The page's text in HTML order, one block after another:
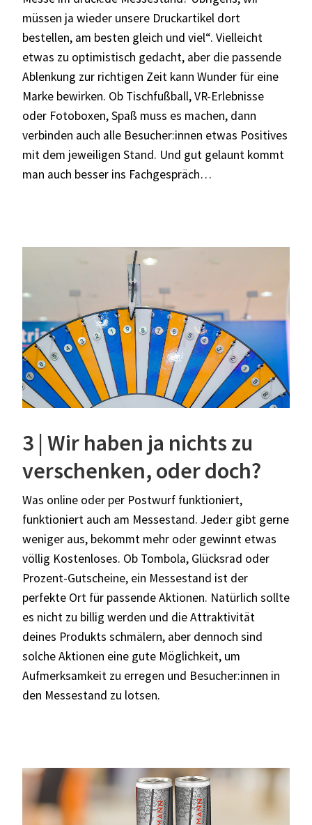
müssen ja wieder unsere Druckartikel dort
bestellen, am besten gleich und viel“. Vielleicht
etwas zu optimistisch gedacht, aber die passende
Ablenkung zur richtigen Zeit kann Wunder für eine
Marke bewirken. Ob Tischfußball, VR-Erlebnisse
oder Fotoboxen, Spaß muss es machen, dann
verbinden auch alle Besucher:innen etwas Positives
mit dem jeweiligen Stand. Und gut gelaunt kommt
man auch besser ins Fachgespräch…
3 | Wir haben ja nichts zu
verschenken, oder doch?
Was online oder per Postwurf funktioniert,
funktioniert auch am Messestand. Jede:r gibt gerne
weniger aus, bekommt mehr oder gewinnt etwas
völlig Kostenloses. Ob Tombola, Glücksrad oder
Prozent-Gutscheine, ein Messestand ist der
perfekte Ort für passende Aktionen. Natürlich sollte
es nicht zu billig werden und die Attraktivität
deines Produkts schmälern, aber dennoch sind
solche Aktionen eine gute Möglichkeit, um
Aufmerksamkeit zu erregen und Besucher:innen in
den Messestand zu lotsen.